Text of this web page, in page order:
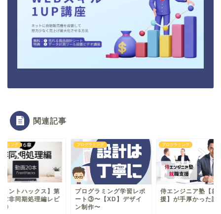
関連記事
ラミング
グラミング学習レポ
③〜【XD】デザイ
〜
プログラミング
侍エンジニア塾【就職支
援】が手厚かった話
プログラミング
【フロントハックス
１６章非同期処理編